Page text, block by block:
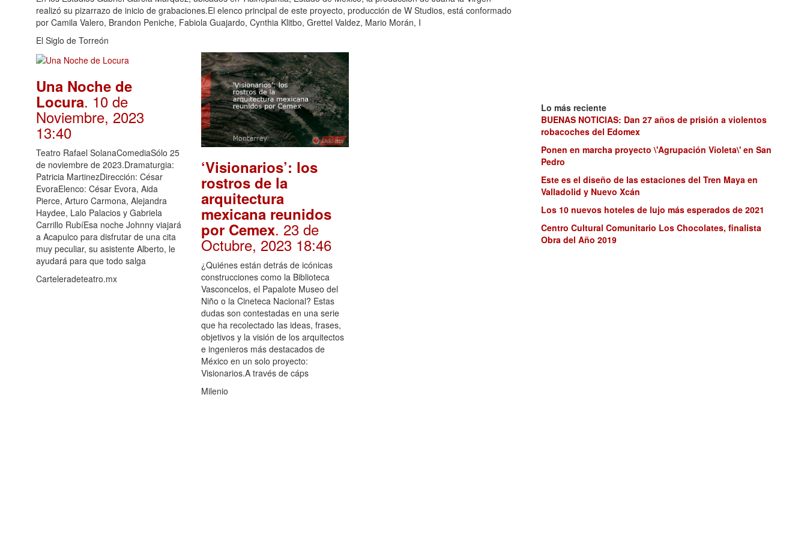
realizó su pizarrazo de inicio de grabaciones.El elenco principal de este proyecto, producción de W Studios, está conformado
por Camila Valero, Brandon Peniche, Fabiola Guajardo, Cynthia Klitbo, Grettel Valdez, Mario Morán, I
El Siglo de Torreón
Una Noche de
Locura. 10 de
Noviembre, 2023
13:40
Teatro Rafael SolanaComediaSólo 25
de noviembre de 2023.Dramaturgia:
Patricia MartinezDirección: César
EvoraElenco: César Evora, Aida
Pierce, Arturo Carmona, Alejandra
Haydee, Lalo Palacios y Gabriela
Carrillo RubíEsa noche Johnny viajará
a Acapulco para disfrutar de una cita
muy peculiar, su asistente Alberto, le
ayudará para que todo salga
Carteleradeteatro.mx
‘Visionarios’: los
rostros de la
arquitectura
mexicana reunidos
por Cemex. 23 de
Octubre, 2023 18:46
¿Quiénes están detrás de icónicas
construcciones como la Biblioteca
Vasconcelos, el Papalote Museo del
Niño o la Cineteca Nacional? Estas
dudas son contestadas en una serie
que ha recolectado las ideas, frases,
objetivos y la visión de los arquitectos
e ingenieros más destacados de
México en un solo proyecto:
Visionarios.A través de cáps
Milenio
Lo más reciente
BUENAS NOTICIAS: Dan 27 años de prisión a violentos
robacoches del Edomex
Ponen en marcha proyecto \'Agrupación Violeta\' en San
Pedro
Este es el diseño de las estaciones del Tren Maya en
Valladolid y Nuevo Xcán
Los 10 nuevos hoteles de lujo más esperados de 2021
Centro Cultural Comunitario Los Chocolates, finalista
Obra del Año 2019